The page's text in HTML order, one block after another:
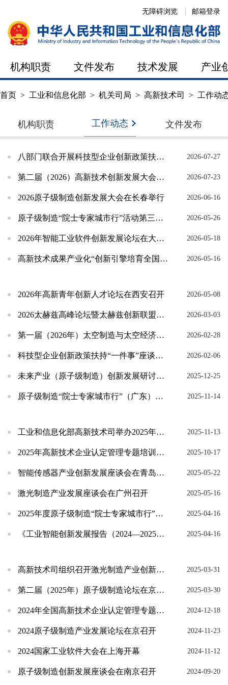
邮箱登录
无障碍浏览
机构职责 文件发布 技术发展 产业
首页 > 工业和信息化部 > 机关司局 > 高新技术司 > 工作动
机构职责 工作动态 文件发布
八部门联合开展科技型企业创新政策扶持“一件事”专项行动，提质赋能企业科技创新 2026-07-27
第二届（2026）高新技术创新发展大会在天津举行 2026-07-23
2026原子级制造创新发展大会在长春举行 2026-06-16
原子级制造“院士专家城市行”活动第三站成功举办 2026-05-26
2026年智能工业软件创新发展论坛在大连召开 2026-05-18
高新技术成果产业化“创新引擎培育全国行”首站活动在宁波举办 2026-05-16
2026年高新青年创新人才论坛在西安召开 2026-05-08
2026太赫兹高峰论坛暨太赫兹创新联盟成立大会在上海召开 2026-03-03
第一届（2026年）太空制造与太空经济创新发展大会在京召开 2026-02-28
科技型企业创新政策扶持“一件事”座谈会在京召开 2026-02-06
未来产业（原子级制造）创新发展研讨会在上海召开 2025-12-25
原子级制造“院士专家城市行”（广东）成功举办 2025-11-14
工业和信息化部高新技术司举办2025年高新技术发展与技术管理培训班 2025-11-13
2025年高新技术企业认定管理专题培训班在雄安新区举办 2025-10-17
智能传感器产业创新发展座谈会在青岛召开 2025-05-22
激光制造产业发展座谈会在广州召开 2025-05-16
2025年度原子级制造“院士专家城市行”首站在上海开展 2025-04-16
《工业智能创新发展报告（2024—2025）》蓝皮书编制启动会在上海召开 2025-04-16
高新技术司组织召开激光制造产业创新发展政策文件编制启动会 2025-03-31
第二届（2025年）原子级制造论坛在京召开 2025-03-30
2024年全国高新技术企业认定管理专题培训班成功举办 2024-12-18
2024原子级制造产业发展论坛在京召开 2024-11-23
2024国家工业软件大会在上海开幕 2024-11-12
原子级制造创新发展座谈会在南京召开 2024-09-20